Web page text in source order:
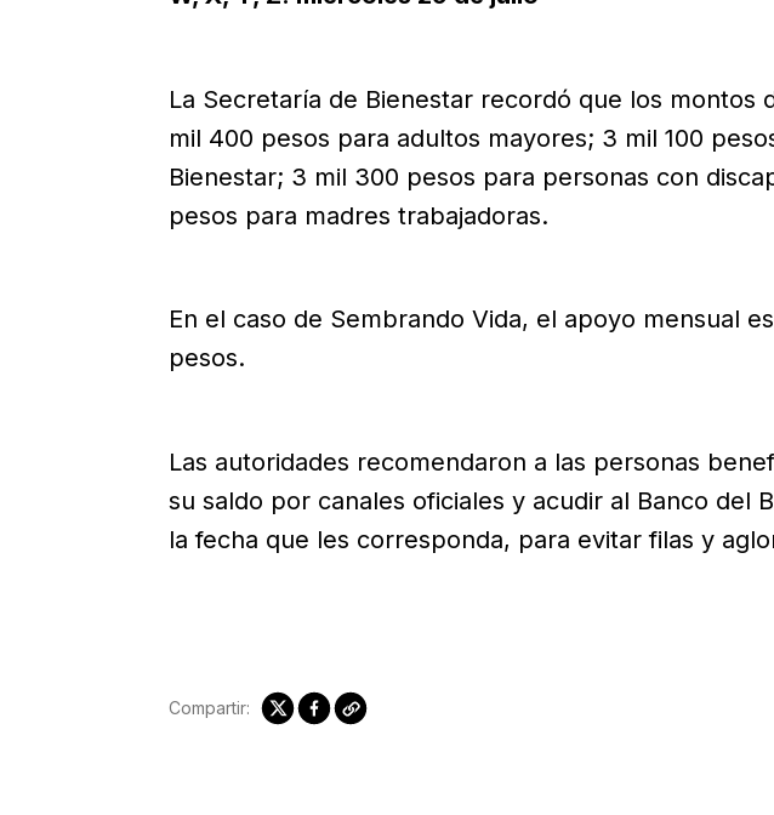
La Secretaría de Bienestar recordó que los montos
mil 400 pesos para adultos mayores; 3 mil 100
Bienestar; 3 mil 300 pesos para personas con
pesos para madres trabajadoras.
En el caso de Sembrando Vida, el apoyo mensual
pesos.
Las autoridades recomendaron a las personas
su saldo por canales oficiales y acudir al Banco del
la fecha que les corresponda, para evitar filas y
Compartir: